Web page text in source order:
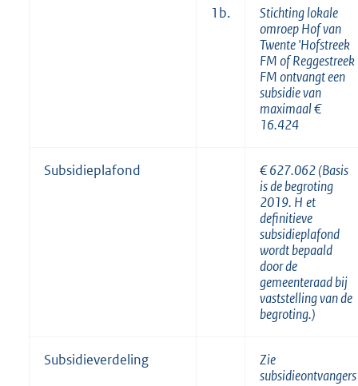
1b.
Stichting lokale
omroep Hof van
Twente 'Hofstreek
FM of Reggestreek
FM ontvangt een
subsidie van
maximaal€
16.424
Subsidieplafond €627.062 (Basis
is de begroting
2019. H et
definitieve
subsidieplafond
wordt bepaald
door de
gemeenteraad bij
vaststelling van de
begroting.)
Subsidieverdeling
Zie
subsidieontvangers